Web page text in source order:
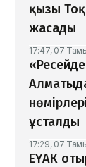
қызы
жасады
17:47, 07
ұсталды
17:29, 07
ЕҮАК